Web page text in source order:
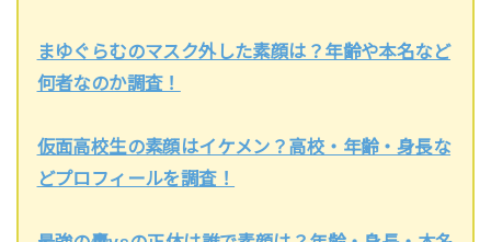
まゆぐらむのマスク外した素顔は？年齢や本名など
何者なのか調査！
仮面高校生の素顔はイケメン？高校・年齢・身長な
どプロフィールを調査！